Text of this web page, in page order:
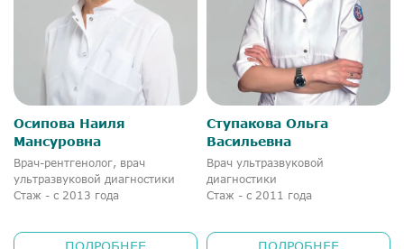
Осипова Наиля
Мансуровна
Врач-рентгенолог, врач
ультразвуковой диагностики
Стаж - с 2013 года
ПОДРОБНЕЕ
Ступакова Ольга
Васильевна
Врач ультразвуковой
диагностики
Стаж - с 2011 года
ПОДРОБНЕЕ